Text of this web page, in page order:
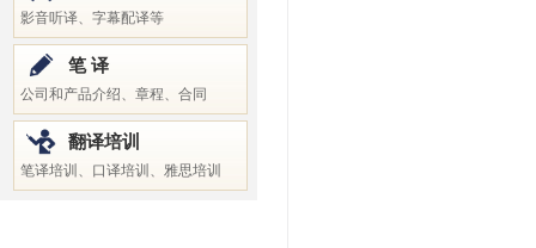
影音听译、字幕配译等
笔 译
公司和产品介绍、章程、合同
翻译培训
笔译培训、口译培训、雅思培训